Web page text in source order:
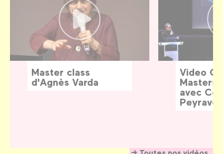
Master class
d'Agnès Varda
Video
avec